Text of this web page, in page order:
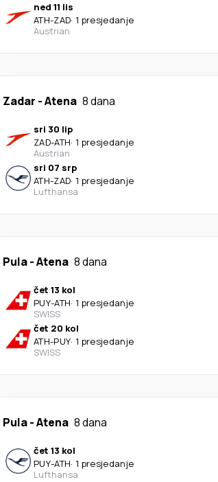
ned 11 lis
ATH-ZAD· 1 presjedanje
Austrian
Zadar -Atena 8 dana
sri 30 lip
ZAD-ATH· 1 presjedanje
Austrian
sri 07 srp
ATH-ZAD· 1 presjedanje
Lufthansa
Pula-Atena 8 dana
čet 13 kol
PUY-ATH· 1 presjedanje
SWISS
čet 20 kol
ATH-PUY· 1 presjedanje
SWISS
Pula-Atena 8 dana
čet 13 kol
PUY-ATH· 1 presjedanje
Lufthansa